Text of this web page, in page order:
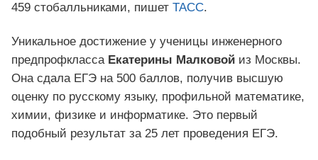
459 стобалльниками, пишет ТАСС.
Уникальное достижение у ученицы инженерного
предпрофклассаЕкатерины Малковой из Москвы.
Она сдала ЕГЭ на 500 баллов, получив высшую
оценку по русскому языку, профильной математике,
химии, физике и информатике. Это первый
подобный результат за 25 лет проведения ЕГЭ.